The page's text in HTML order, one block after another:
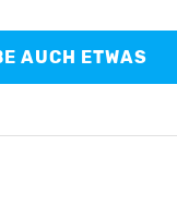
AUCH ETWAS